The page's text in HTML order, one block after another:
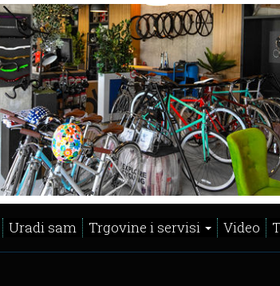
Uradi sam Trgovine i servisi Video